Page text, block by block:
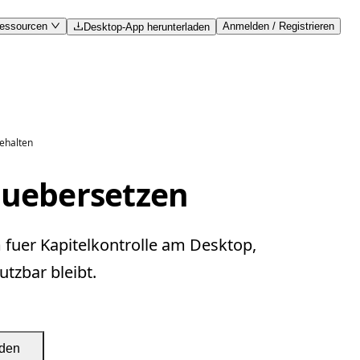
Desktop-App herunterladen Anmelden / Registrieren
fuer Kapitelkontrolle am Desktop,
bleibt.